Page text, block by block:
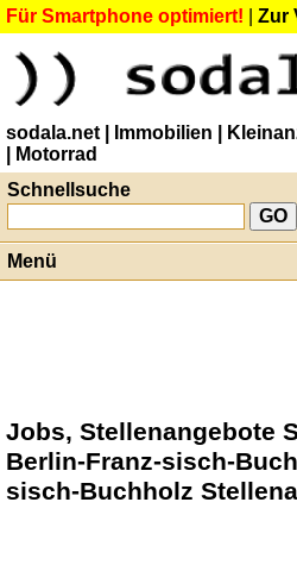
Für Smartphone optimiert! Zur
sodala.net | Immobilien |
| Motorrad
Schnellsuche
Menü
Jobs, Stellenangebote
Berlin-Franz-sisch-
sisch-Buchholz